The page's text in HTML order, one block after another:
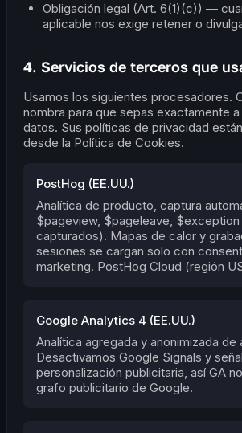
Obligación legal (Art. 6(1)(c)) —
aplicable nos exige retener o
4. Servicios de terceros que
Usamos los siguientes procesadores.
nombra para que sepas exactamente
datos. Sus políticas de privacidad
desde la Política de Cookies.
PostHog (EE.UU.)
Analítica de producto, captura
$pageview, $pageleave,
capturados). Mapas de calor y
sesiones se cargan solo con
marketing. PostHog Cloud (región
Google Analytics 4 (EE.UU.)
Analítica agregada y anonimizada de
Desactivamos Google Signals y
personalización publicitaria, así GA
grafo publicitario de Google.